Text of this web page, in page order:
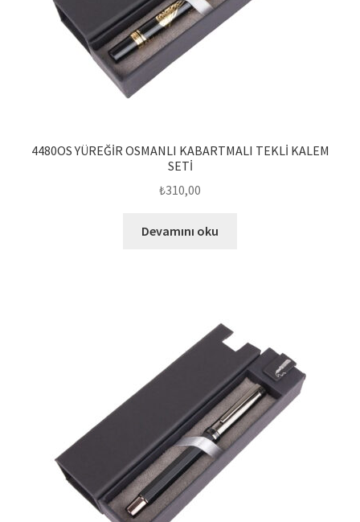
4480OS YÜREĞİR OSMANLI KABARTMALI TEKLİ KALEM
SETİ
₺310,00
Devamını oku